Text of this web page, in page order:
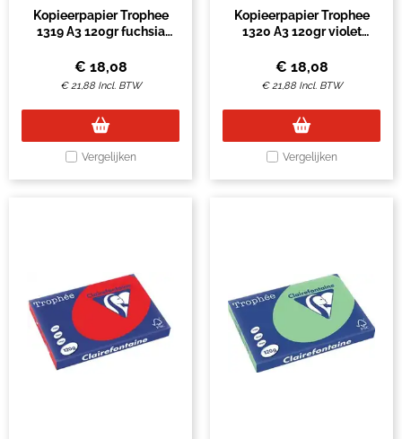
Kopieerpapier Trophee
1319 A3 120gr fuchsia
€ 18,08
€21,88 Incl. BTW
Vergelijken
Kopieerpapier Trophee
1320 A3 120gr violet
€ 18,08
€21,88 Incl. BTW
Vergelijken